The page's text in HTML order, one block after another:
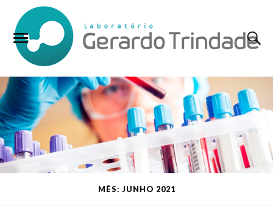
MÊS: JUNHO 2021